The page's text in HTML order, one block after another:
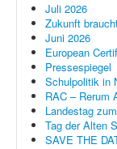
Juli 2026
Zukunft
Juni 2026
European
Pressespiegel
Schulpolitik in
RAC – Rerum
Landestag
Tag der Alten
SAVE THE